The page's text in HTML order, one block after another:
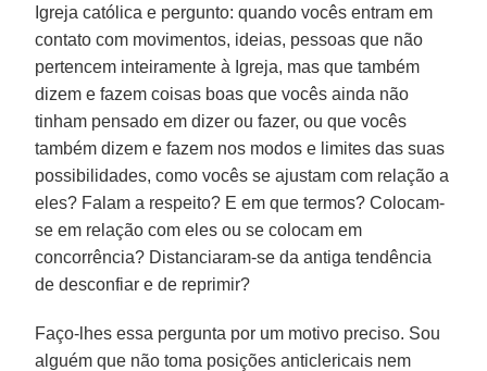
Igreja católica e pergunto: quando vocês entram em
contato com movimentos, ideias, pessoas que não
pertencem inteiramente à Igreja, mas que também
dizem e fazem coisas boas que vocês ainda não
tinham pensado em dizer ou fazer, ou que vocês
também dizem e fazem nos modos e limites das suas
possibilidades, como vocês se ajustam com relação a
eles? Falam a respeito? E em que termos? Colocam-
se em relação com eles ou se colocam em
concorrência? Distanciaram-se da antiga tendência
de desconfiar e de reprimir?
Faço-lhes essa pergunta por um motivo preciso. Sou
alguém que não toma posições anticlericais nem